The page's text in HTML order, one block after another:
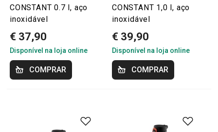
CONSTANT 0.7 l, aço
inoxidável
€ 37,90
Disponível na loja online
COMPRAR
CONSTANT 1,0 l, aço
inoxidável
€ 39,90
Disponível na loja online
COMPRAR